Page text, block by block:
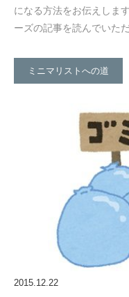
になる方法をお伝えしま
ーズの記事を読んでいた
ミニマリストへの道
2015.12.22